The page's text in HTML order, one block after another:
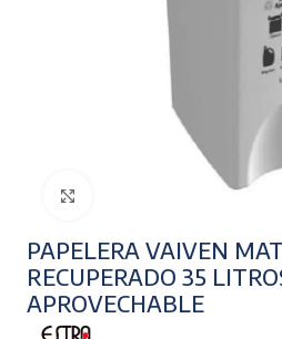
PAPELERA VAIVEN
RECUPERADO 35
APROVECHABLE